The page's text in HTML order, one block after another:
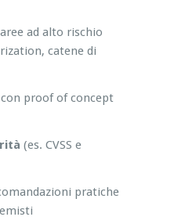
ad alto rischio
catene di
proof of concept
(es. CVSS e
pratiche